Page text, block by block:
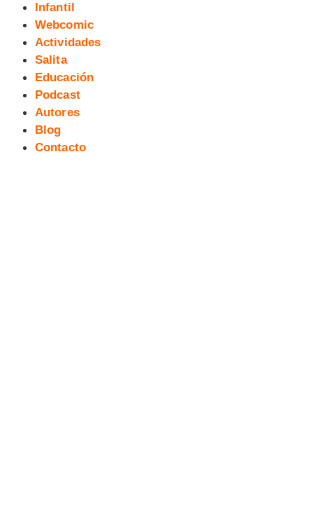
Infantil
Webcomic
Actividades
Salita
Educación
Podcast
Autores
Blog
Contacto